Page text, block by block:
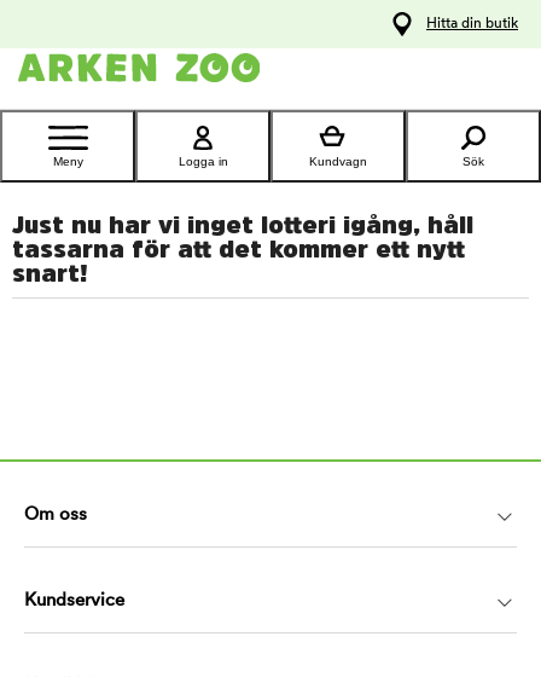
Kontakta
Hitta din butik
Meny Logga in Kundvagn Sök
Just nu har vi inget lotteri igång, håll
tassarna för att det kommer ett nytt
snart!
Om oss
Kundservice